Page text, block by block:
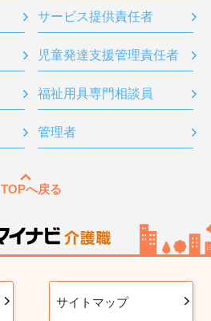
サービス提供責任者
児童発達支援管理責任者
福祉用具専門相談員
管理者
TOPへ戻る
サイトマップ